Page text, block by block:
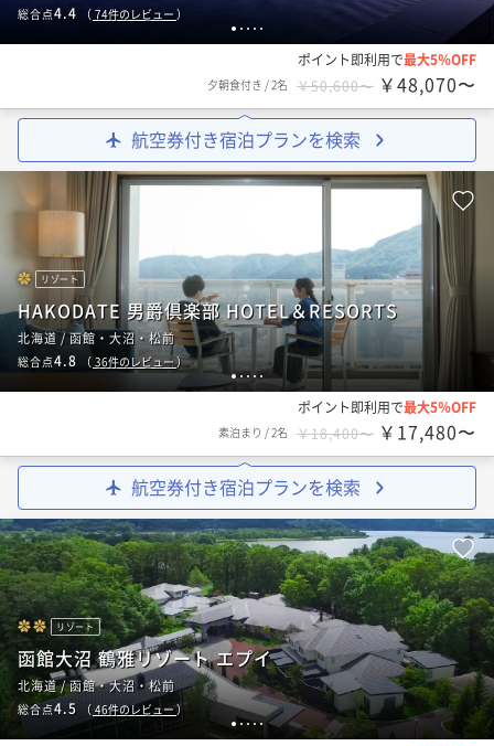
1 2 3 4 5
総合点4.4 （ 74件のレビュー ）
ポイント即利用で最大5％OFF
夕朝食付き /2名 ￥50,600〜 ￥48,070〜
航空券付き宿泊プランを検索
123 45
リゾート
HAKODATE 男爵倶楽部 HOTEL＆RESORTS
北海道 / 函館・大沼・松前
総合点4.8 （ 36件のレビュー）
ポイント即利用で最大5％OFF
素泊まり /2名 ￥18,400〜 ￥17,480〜
航空券付き宿泊プランを検索
1 2345
リゾート
函館大沼 鶴雅リゾート エプイ
北海道 / 函館・大沼・松前
総合点4.5 （ 46件のレビュー）